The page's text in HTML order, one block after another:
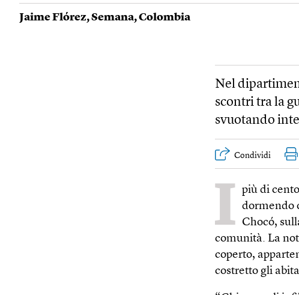
Jaime Flórez,Semana,Colombia
Nel
scontri tra la
svuotando
Condividi
I più di
dormendo
Chocó,
comunità. La
coperto,
costretto gli